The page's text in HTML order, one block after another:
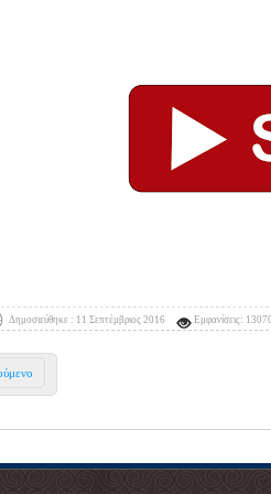
Δημοσιεύθηκε : 11 Σεπτέμβριος 2016 Εμφανίσεις: